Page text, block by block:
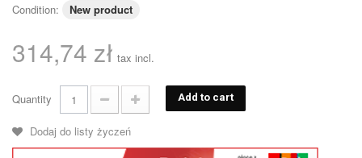
Condition: New product
314,74 zł tax incl.
Quantity Add to cart
Dodaj do listy życzeń